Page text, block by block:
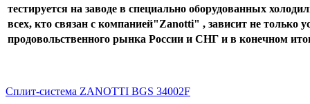
тестируется на заводе в специально оборудованных
всех, кто связан с компанией"Zanotti" , зависит не только
продовольственного рынка России и СНГ и в конечном
Сплит-система ZANOTTI BGS 34002F